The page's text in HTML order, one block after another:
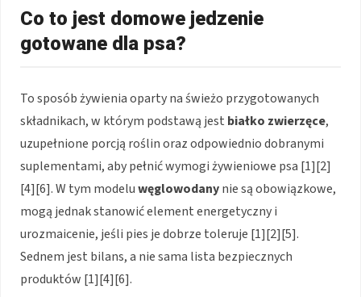
Co to jest domowe jedzenie
gotowane dla psa?
To sposób żywienia oparty na świeżo przygotowanych
składnikach, w którym podstawą jest białko zwierzęce,
uzupełnione porcją roślin oraz odpowiednio dobranymi
suplementami, aby pełnić wymogi żywieniowe psa [1][2]
[4][6]. W tym modeluwęglowodanynie są obowiązkowe,
mogą jednak stanowić element energetyczny i
urozmaicenie, jeśli pies je dobrze toleruje [1][2][5].
Sednem jest bilans, a nie sama lista bezpiecznych
produktów [1][4][6].